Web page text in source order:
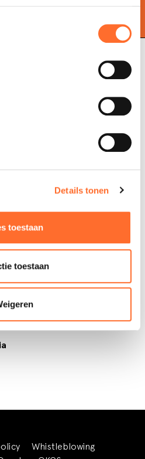
Details tonen
toestaan
toestaan
P.IVA 03202180265
Veelgestelde vragen
Bureau
Download area
Bureau
Contatti
Lavora con noi
Whistleblowing